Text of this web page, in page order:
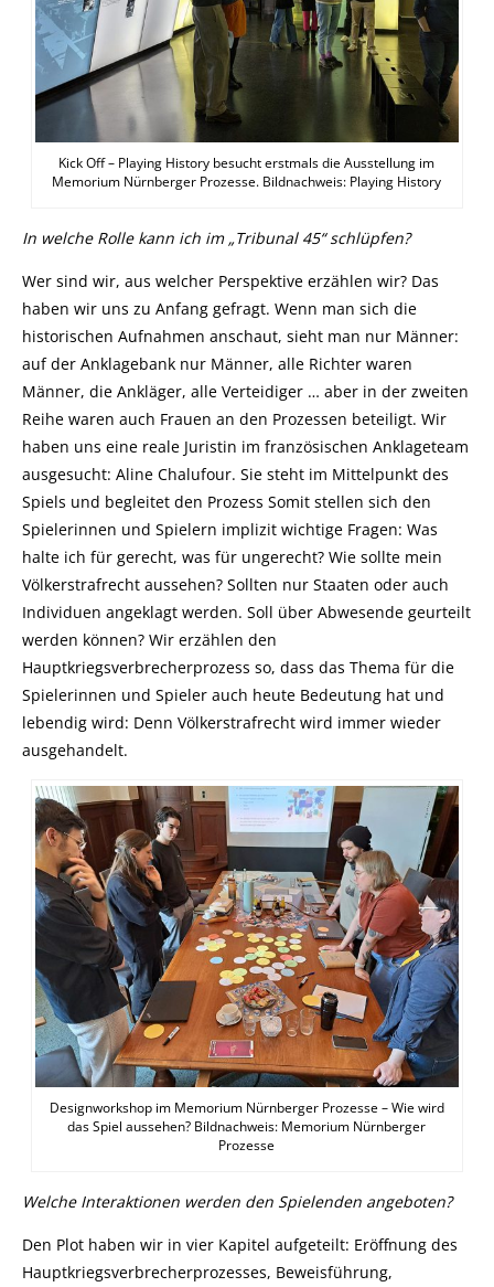
Kick Off – Playing History besucht erstmals die Ausstellung im
Memorium Nürnberger Prozesse. Bildnachweis: Playing History
In welche Rolle kann ich im „Tribunal 45“ schlüpfen?
Wer sind wir, aus welcher Perspektive erzählen wir? Das
haben wir uns zu Anfang gefragt. Wenn man sich die
historischen Aufnahmen anschaut, sieht man nur Männer:
auf der Anklagebank nur Männer, alle Richter waren
Männer, die Ankläger, alle Verteidiger … aber in der zweiten
Reihe waren auch Frauen an den Prozessen beteiligt. Wir
haben uns eine reale Juristin im französischen Anklageteam
ausgesucht: Aline Chalufour. Sie steht im Mittelpunkt des
Spiels und begleitet den Prozess Somit stellen sich den
Spielerinnen und Spielern implizit wichtige Fragen: Was
halte ich für gerecht, was für ungerecht? Wie sollte mein
Völkerstrafrecht aussehen? Sollten nur Staaten oder auch
Individuen angeklagt werden. Soll über Abwesende geurteilt
werden können? Wir erzählen den
Hauptkriegsverbrecherprozess so, dass das Thema für die
Spielerinnen und Spieler auch heute Bedeutung hat und
lebendig wird: Denn Völkerstrafrecht wird immer wieder
ausgehandelt.
Designworkshop im Memorium Nürnberger Prozesse – Wie wird
das Spiel aussehen? Bildnachweis: Memorium Nürnberger
Prozesse
Welche Interaktionen werden den Spielenden angeboten?
Den Plot haben wir in vier Kapitel aufgeteilt: Eröffnung des
Hauptkriegsverbrecherprozesses, Beweisführung,